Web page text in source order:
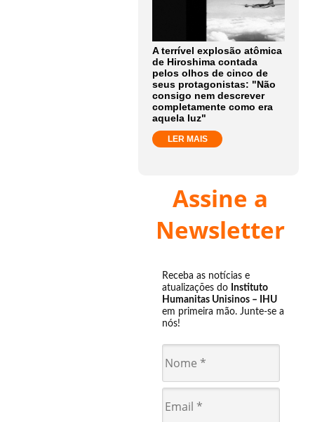
A terrível explosão atômica
de Hiroshima contada
pelos olhos de cinco de
seus protagonistas: "Não
consigo nem descrever
completamente como era
aquela luz"
LER MAIS
Assine a
Newsletter
Receba as notícias e
atualizações do Instituto
Humanitas Unisinos – IHU
em primeira mão. Junte-se a
nós!